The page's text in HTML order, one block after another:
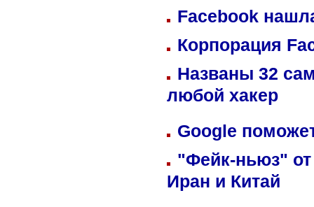
Facebook
Корпорация
Названы 32
любой хакер
Google
"Фейк-ньюз" от
Иран и Китай